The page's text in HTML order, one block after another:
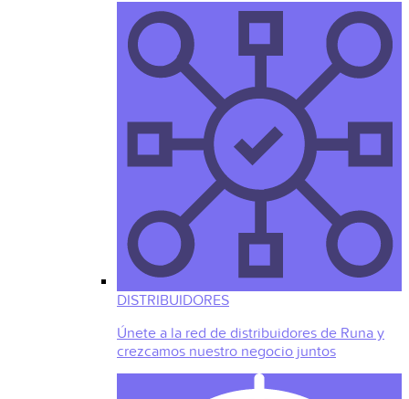
DISTRIBUIDORES
Únete a la red de distribuidores de Runa y
crezcamos nuestro negocio juntos